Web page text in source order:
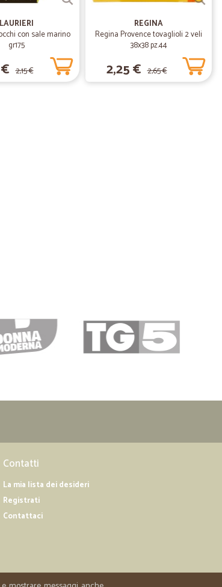
LAURIERI
con sale marino
gr175
2,15 €
REGINA
Regina Provence tovaglioli 2 veli
38x38 pz.44
2,25 € 2,65 €
Contatti
La mia lista dei desideri
Registrati
Contattaci